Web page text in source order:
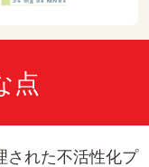
点
された不活性化プ